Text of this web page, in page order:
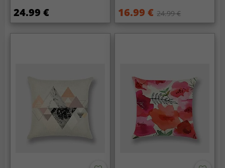
24.99 € 16.99 € 24.99 €